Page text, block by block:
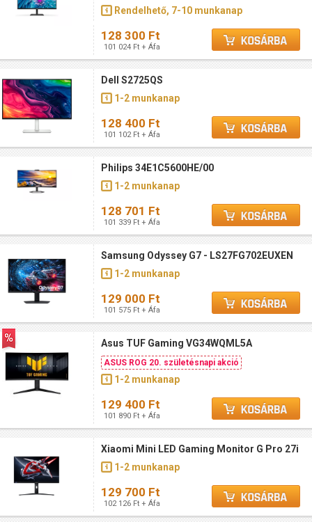
Rendelhető, 7-10 munkanap
128 300 Ft
101 024 Ft + Áfa
Dell S2725QS
1-2 munkanap
128 400 Ft
101 102 Ft + Áfa
Philips 34E1C5600HE/00
1-2 munkanap
128 701 Ft
101 339 Ft + Áfa
Samsung Odyssey G7 - LS27FG702EUXEN
1-2 munkanap
129 000 Ft
101 575 Ft + Áfa
Asus TUF Gaming VG34WQML5A
ASUS ROG 20. születésnapi akció
1-2 munkanap
129 400 Ft
101 890 Ft + Áfa
Xiaomi Mini LED Gaming Monitor G Pro 27i
1-2 munkanap
129 700 Ft
102 126 Ft + Áfa